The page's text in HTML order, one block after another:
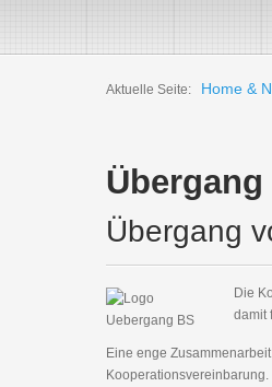
Aktuelle Seite: Home &
Übergang
Die
damit
Eine enge
Kooperationsvereinbarung.